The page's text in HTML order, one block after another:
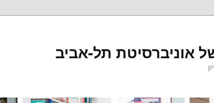
אוניברסיטת תל-אביב